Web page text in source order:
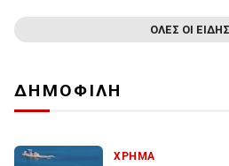
ΟΛΕΣ ΟΙ
ΔΗΜΟΦΙΛΗ
ΧΡΗΜΑ